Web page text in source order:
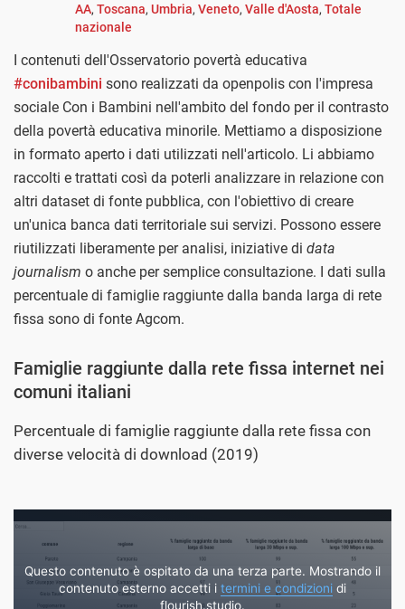
AA, Toscana, Umbria, Veneto, Valle d'Aosta, Totale
nazionale
I contenuti dell'Osservatorio povertà educativa
#conibambini sono realizzati da openpolis con l'impresa
sociale Con i Bambini nell'ambito del fondo per il contrasto
della povertà educativa minorile. Mettiamo a disposizione
in formato aperto i dati utilizzati nell'articolo. Li abbiamo
raccolti e trattati così da poterli analizzare in relazione con
altri dataset di fonte pubblica, con l'obiettivo di creare
un'unica banca dati territoriale sui servizi. Possono essere
riutilizzati liberamente per analisi, iniziative di data
journalism o anche per semplice consultazione. I dati sulla
percentuale di famiglie raggiunte dalla banda larga di rete
fissa sono di fonte Agcom.
Famiglie raggiunte dalla rete fissa internet nei
comuni italiani
Percentuale di famiglie raggiunte dalla rete fissa con
diverse velocità di download (2019)
Questo contenuto è ospitato da una terza parte. Mostrando il
contenuto esterno accetti i termini e condizioni di
flourish.studio.